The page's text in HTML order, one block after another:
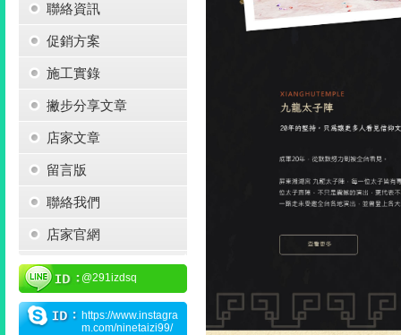
聯絡資訊
促銷方案
施工實錄
撇步分享文章
店家文章
留言版
聯絡我們
店家官網
@291izdsq
https://www.instagra
m.com/ninetaizi99/